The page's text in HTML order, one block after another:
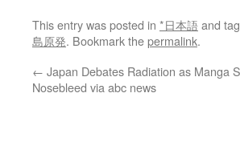
This entry was posted in *日本語and
島原発. Bookmark thepermalink.
← Japan Debates Radiation as Manga
Nosebleed via abc news